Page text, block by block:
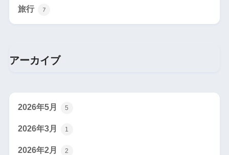
旅行 7
アーカイブ
2026年5月 5
2026年3月 1
2026年2月 2